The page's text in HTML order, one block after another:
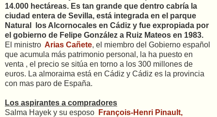
14.000 hectáreas. Es tan grande que dentro cabría la
ciudad entera de Sevilla, está integrada en el parque
Natural los Alcornocales en Cádiz y fue expropiada por
el gobierno de Felipe González a Ruiz Mateos en 1983.
El ministro Arias Cañete, el miembro del Gobierno español
que acumula más patrimonio personal, la ha puesto en
venta , el precio se sitúa en torno a los 300 millones de
euros. La almoraima está en Cádiz y Cádiz es la provincia
con mas paro de España.
Los aspirantes a compradores
Salma Hayek y su esposo
François-Henri Pinault,